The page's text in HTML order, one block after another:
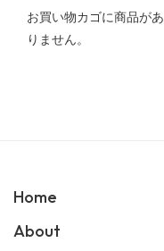
お買い物カゴに商品があ
りません。
Home
About